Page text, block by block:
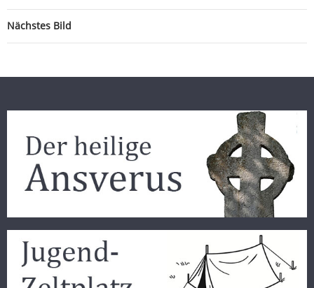
Nächstes Bild